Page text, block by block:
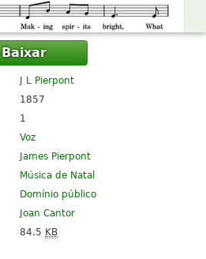
Baixar
J L Pierpont
1857
1
Voz
James Pierpont
Música de Natal
Domínio público
Joan Cantor
84.5 KB